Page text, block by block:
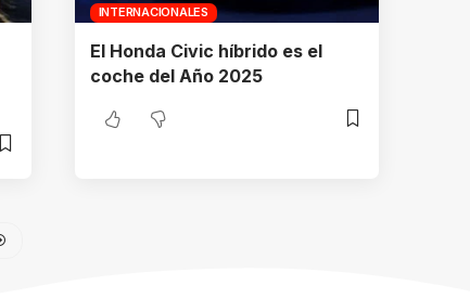
INTERNACIONALES
El Honda Civic híbrido es el
coche del Año 2025